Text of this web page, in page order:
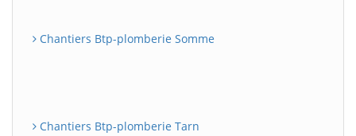
Chantiers Btp-plomberie Somme
Chantiers Btp-plomberie Tarn